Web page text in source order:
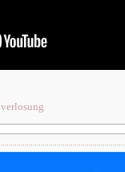
verlosung